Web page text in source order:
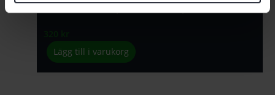
Lägg till i varukorg